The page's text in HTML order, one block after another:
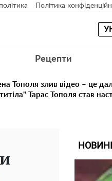
Політика
Рецепти
Тополя злив відео – це
Тарас Тополя став